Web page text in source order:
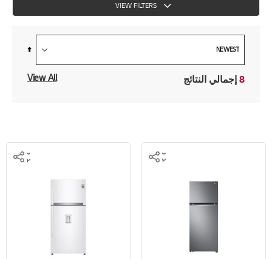
VIEW FILTERS
Set
Direction
8 إجمالي النتائج View All